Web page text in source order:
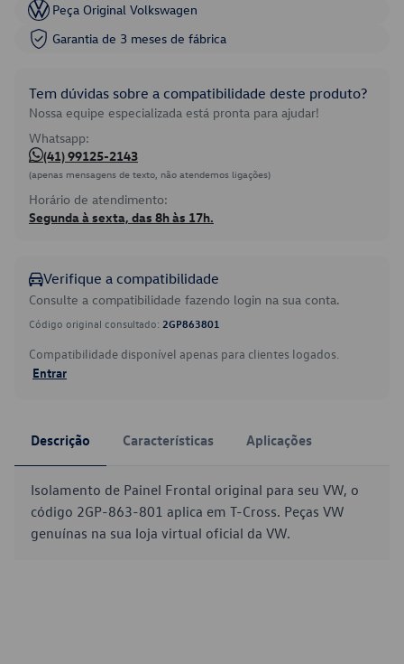
Peça Original Volkswagen
Garantia de 3 meses de fábrica
Tem dúvidas sobre a compatibilidade deste produto?
Nossa equipe especializada está pronta para ajudar!
Whatsapp:
(41) 99125-2143
(apenas mensagens de texto, não atendemos ligações)
Horário de atendimento:
Segunda à sexta, das 8h às 17h.
Verifique a compatibilidade
Consulte a compatibilidade fazendo login na sua conta.
Código original consultado: 2GP863801
Compatibilidade disponível apenas para clientes logados.
Entrar
Descrição Características Aplicações
Isolamento de Painel Frontal original para seu VW, o
código 2GP-863-801 aplica em T-Cross. Peças VW
genuínas na sua loja virtual oficial da VW.